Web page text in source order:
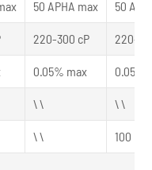
50 APHA max 50
220-300 cP 220-
0.05% max 0.05%
\ \ \ \
\ \ 100